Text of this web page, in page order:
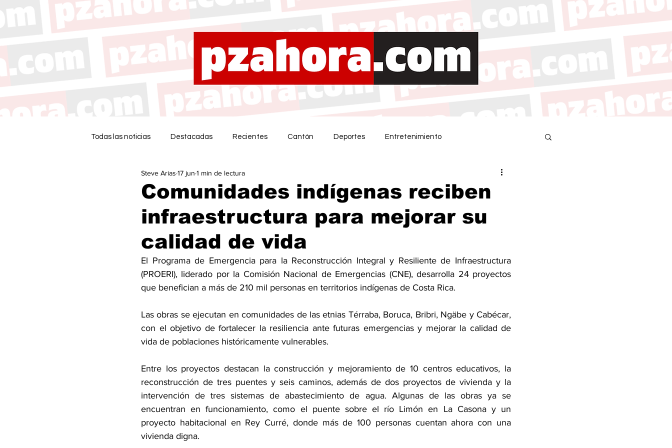
Todas las noticias Destacadas Recientes Cantón Deportes Entretenimiento
Comunidades indígenas reciben
infraestructura para mejorar su
calidad de vida
Steve Arias 17 jun 1 min de lectura
El Programa de Emergencia para la Reconstrucción Integral y Resiliente de Infraestructura
(PROERI), liderado por la Comisión Nacional de Emergencias (CNE), desarrolla 24 proyectos
que benefician a más de 210 mil personas en territorios indígenas de Costa Rica.
Las obras se ejecutan en comunidades de las etnias Térraba, Boruca, Bribri, Ngäbe y Cabécar,
con el objetivo de fortalecer la resiliencia ante futuras emergencias y mejorar la calidad de
vida de poblaciones históricamente vulnerables.
Entre los proyectos destacan la construcción y mejoramiento de 10 centros educativos, la
reconstrucción de tres puentes y seis caminos, además de dos proyectos de vivienda y la
intervención de tres sistemas de abastecimiento de agua. Algunas de las obras ya se
encuentran en funcionamiento, como el puente sobre el río Limón en La Casona y un
proyecto habitacional en Rey Curré, donde más de 100 personas cuentan ahora con una
vivienda digna.